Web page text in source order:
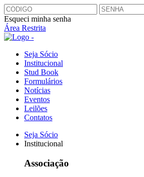
Esqueci minha senha
Área Restrita
Seja Sócio
Institucional
Stud Book
Formulários
Notícias
Eventos
Leilões
Contatos
Seja Sócio
Institucional
Associação